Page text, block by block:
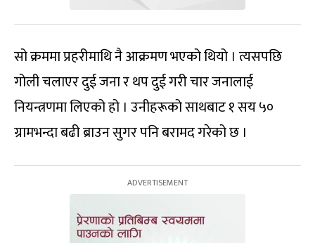
सो क्रममा प्रहरीमाथि नै आक्रमण भएको थियो । त्यसपछि
गोली चलाएर दुई जना र थप दुई गरी चार जनालाई
नियन्त्रणमा लिएको हो । उनीहरूको साथबाट १ सय ५०
ग्रामभन्दा बढी ब्राउन सुगर पनि बरामद गरेको छ ।